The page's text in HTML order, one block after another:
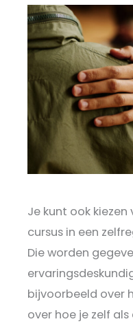
Je kunt ook
cursus in een
Die worden
bijvoorbeeld over
over hoe je zelf